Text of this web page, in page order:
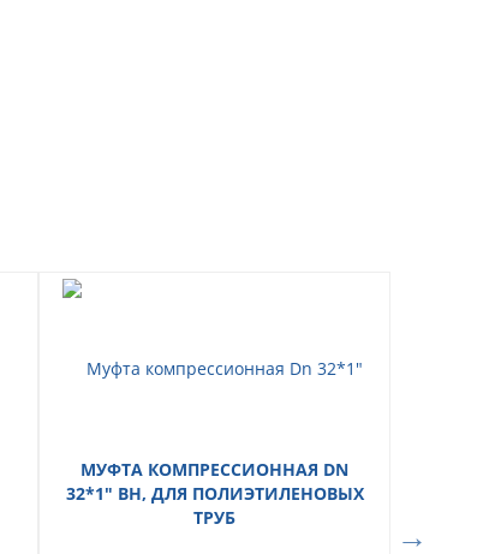
МУФТА КОМПРЕССИОННАЯ DN
32*1" ВН, ДЛЯ ПОЛИЭТИЛЕНОВЫХ
ТРУБ